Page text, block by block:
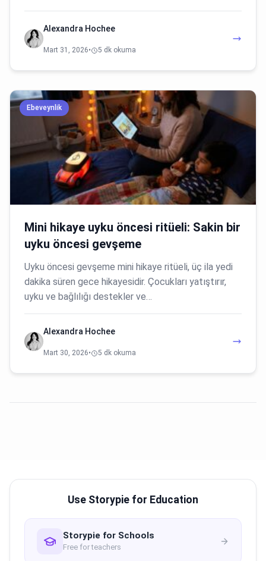
Alexandra Hochee
Mart 31, 2026• 5 dk okuma
Ebeveynlik
Mini hikaye uyku öncesi ritüeli: Sakin bir
uyku öncesi gevşeme
Uyku öncesi gevşeme mini hikaye ritüeli, üç ila yedi
dakika süren gece hikayesidir. Çocukları yatıştırır,
uyku ve bağlılığı destekler ve…
Alexandra Hochee
Mart 30, 2026• 5 dk okuma
Use Storypie for Education
Storypie for Schools
Free for teachers